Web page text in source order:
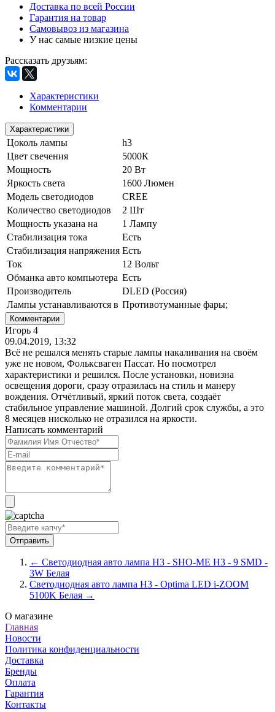
Доставка по всей России
Гарантия на товар
Самовывоз из магазина
У нас самые низкие цены
Рассказать друзьям:
Характеристики
Комментарии
Характеристики
Цоколь лампы
h3
Цвет свечения
5000К
Мощность
20 Вт
Яркость света
1600 Люмен
Модель светодиодов
CREE
Количество светодиодов
2 Шт
Мощность указана на
1 Лампу
Стабилизация тока
Есть
Стабилизация напряжения Есть
Ток
12 Вольт
Обманка авто компьютера Есть
Производитель
DLED (Россия)
Лампы устанавливаются в Противотуманные фары;
Комментарии
Игорь 4
09.04.2019, 13:32
Всё не решался менять старые лампы накаливания на своём
уже не новом, Фольксваген Пассат. Но посмотрел
характеристики и решился. После установки, новизна
освещения дороги, сразу отразилась на стиль и манеру
вождения. Отчётливый, яркий поток света, создаёт
стабильное управление машиной. Долгий срок службы, а это
8 месяцев нисколько не отразился на яркости.
Написать комментарий
← Светодиодная авто лампа H3 - SHO-ME H3 - 9 SMD -
3W Белая
Светодиодная авто лампа H3 - Optima LED i-ZOOM
5100K Белая →
О магазине
Главная
Новости
Политика конфиденциальности
Доставка
Бренды
Оплата
Гарантия
Контакты